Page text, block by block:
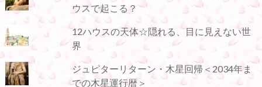
ウスで起こる？
12ハウスの天体☆隠れる、目に見えない世
界
ジュピターリターン・木星回帰＜2034年ま
での木星運行暦＞